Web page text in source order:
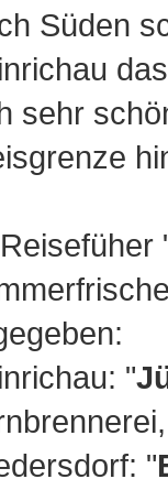
Süden
sehr
"
"